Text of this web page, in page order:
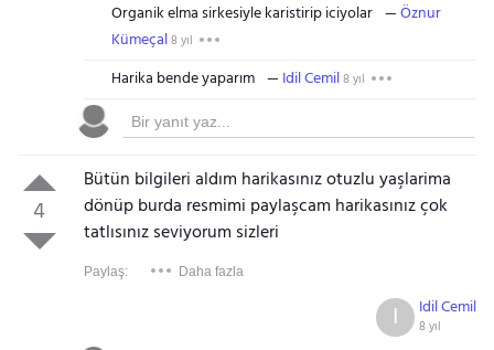
Organik elma sirkesiyle karistirip iciyolar
Öznur
Kümeçal8 yıl
Harika bende yaparım Idil Cemil8 yıl
4
Bütün bilgileri aldım harikasınız otuzlu yaşlarima
dönüp burda resmimi paylaşcam harikasınız çok
tatlısınız seviyorum sizleri
Paylaş: Daha fazla
Idil Cemil
8 yıl
I